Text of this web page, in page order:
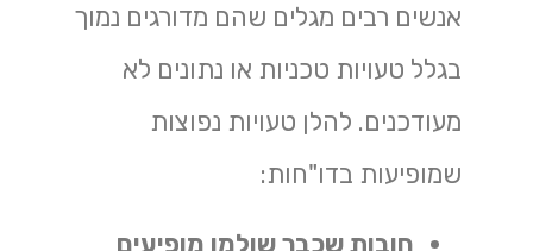
אנשים רבים מגלים שהם מדורגים נמוך
בגלל טעויות טכניות או נתונים לא
מעודכנים. להלן טעויות נפוצות
שמופיעות בדו"חות:
חובות שכבר שולמו מופיעים